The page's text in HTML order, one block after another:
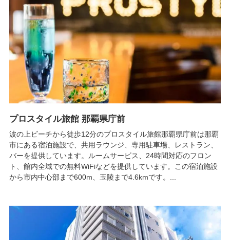
プロスタイル旅館 那覇県庁前
波の上ビーチから徒歩12分のプロスタイル旅館那覇県庁前は那覇
市にある宿泊施設で、共用ラウンジ、専用駐車場、レストラン、
バーを提供しています。ルームサービス、24時間対応のフロン
ト、館内全域での無料WiFiなどを提供しています。この宿泊施設
から市内中心部まで600m、玉陵まで4.6kmです。...